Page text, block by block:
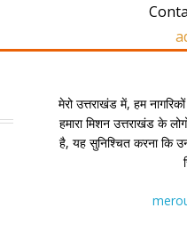
मेरो उत्तराखंड में, हम
हमारा मिशन उत्तराखंड के
है, यह सुनिश्चित करना कि